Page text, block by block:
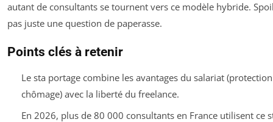
autant de consultants se tournent vers ce modèle hybride.
pas juste une question de paperasse.
Points clés à retenir
Le sta portage combine les avantages du salariat
chômage) avec la liberté du freelance.
En 2026, plus de 80 000 consultants en France utilisent ce